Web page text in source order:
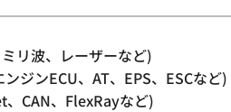
リ波、レーザーなど)
ジンECU、AT、EPS、ESCなど)
CAN、FlexRayなど)